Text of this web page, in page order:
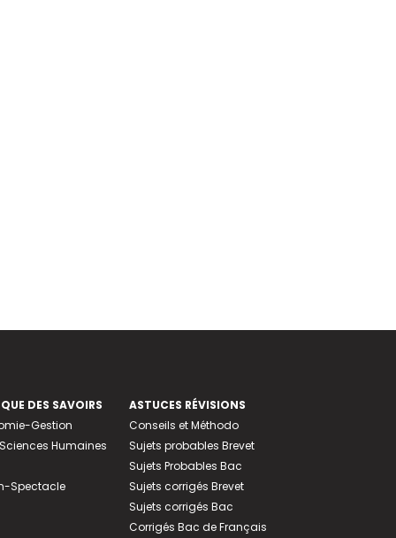
DES SAVOIRS
Gestion
Humaines
Spectacle
ASTUCES RÉVISIONS
Conseils et Méthodo
Sujets probables Brevet
Sujets Probables Bac
Sujets corrigés Brevet
Sujets corrigés Bac
Corrigés Bac de Français